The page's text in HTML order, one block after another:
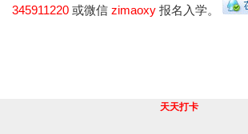
345911220 或微信 zimaoxy 报名入学。
天天打卡